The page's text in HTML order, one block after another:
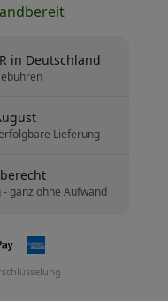
in Deutschland
Lieferung
- ganz ohne Aufwand